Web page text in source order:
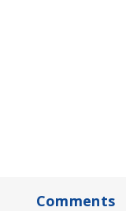
Comments